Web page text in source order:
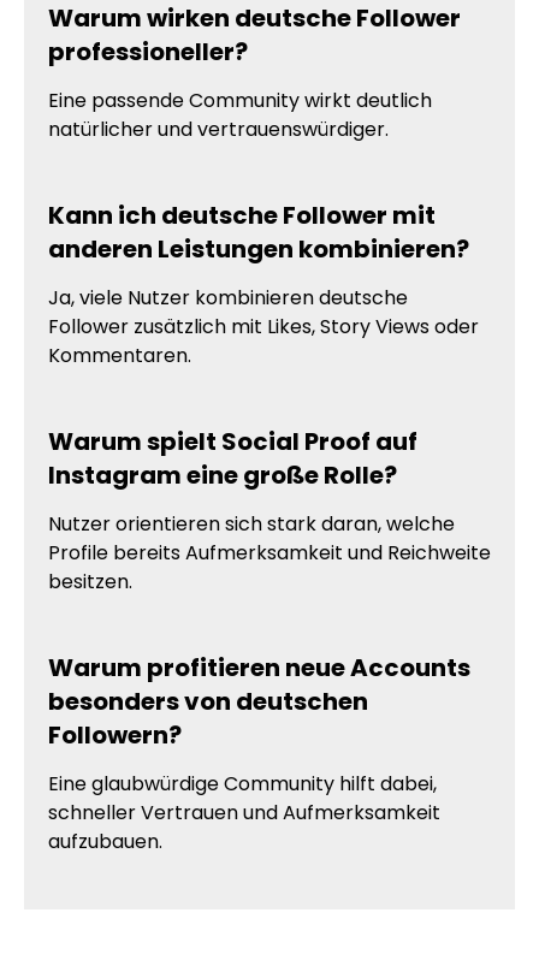
Warum wirken deutsche Follower
professioneller?
Eine passende Community wirkt deutlich
natürlicher und vertrauenswürdiger.
Kann ich deutsche Follower mit
anderen Leistungen kombinieren?
Ja, viele Nutzer kombinieren deutsche
Follower zusätzlich mit Likes, Story Views oder
Kommentaren.
Warum spielt Social Proof auf
Instagram eine große Rolle?
Nutzer orientieren sich stark daran, welche
Profile bereits Aufmerksamkeit und Reichweite
besitzen.
Warum profitieren neue Accounts
besonders von deutschen
Followern?
Eine glaubwürdige Community hilft dabei,
schneller Vertrauen und Aufmerksamkeit
aufzubauen.